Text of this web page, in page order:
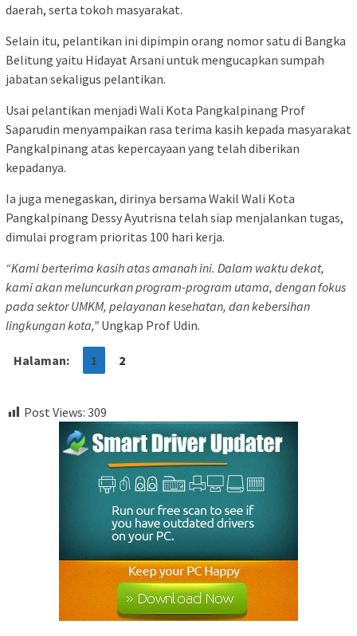
daerah, serta tokoh masyarakat.
Selain itu, pelantikan ini dipimpin orang nomor satu di Bangka
Belitung yaitu Hidayat Arsani untuk mengucapkan sumpah
jabatan sekaligus pelantikan.
Usai pelantikan menjadi Wali Kota Pangkalpinang Prof
Saparudin menyampaikan rasa terima kasih kepada masyarakat
Pangkalpinang atas kepercayaan yang telah diberikan
kepadanya.
Ia juga menegaskan, dirinya bersama Wakil Wali Kota
Pangkalpinang Dessy Ayutrisna telah siap menjalankan tugas,
dimulai program prioritas 100 hari kerja.
“Kami berterima kasih atas amanah ini. Dalam waktu dekat,
kami akan meluncurkan program-program utama, dengan fokus
pada sektor UMKM, pelayanan kesehatan, dan kebersihan
lingkungan kota,” Ungkap Prof Udin.
Halaman: 1 2
Post Views: 309